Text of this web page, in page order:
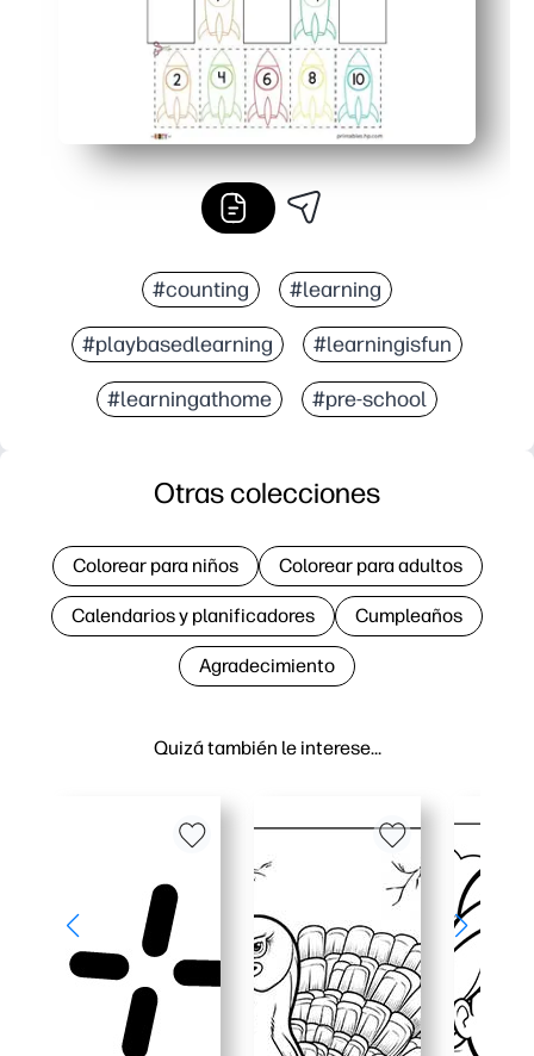
#counting #learning
#playbasedlearning #learningisfun
#learningathome #pre-school
Quizá también le interese…
Otras colecciones
Colorear para niños Colorear para adultos
Calendarios y planificadores Cumpleaños
Agradecimiento